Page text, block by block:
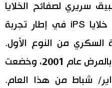
سريري لصفائح الخلايا
البنكرياسية المصنوعة من خلايا iPS في إطار تجربة
من النوع الأول.
وكانت المريضة قد شُخِّصت بالمرض عام 2001، وخضعت
شباط من هذا العام.